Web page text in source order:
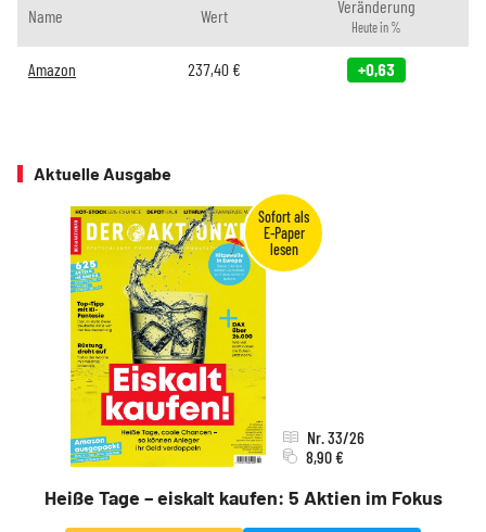
Name Wert Veränderung
Heute in %
Amazon 237,40 € +0,63
Aktuelle Ausgabe
Heiße Tage – eiskalt kaufen: 5 Aktien im Fokus
Nr. 33/26
8,90 €